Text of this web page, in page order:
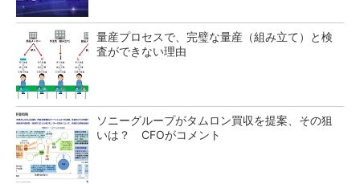
量産プロセスで、完璧な量産（組み立て）と検
査ができない理由
ソニーグループがタムロン買収を提案、その狙
いは？ CFOがコメント